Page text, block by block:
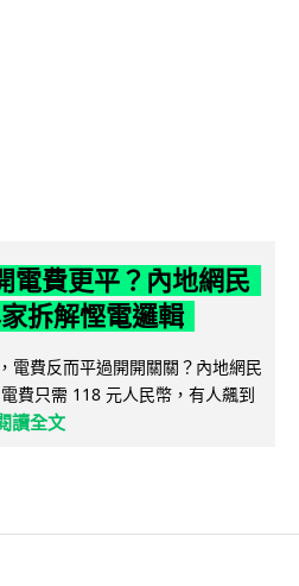
電費更平？內地網民
拆解慳電邏輯
電費反而平過開開關關？內地網民
費只需 118 元人民幣，有人飆到
讀全文